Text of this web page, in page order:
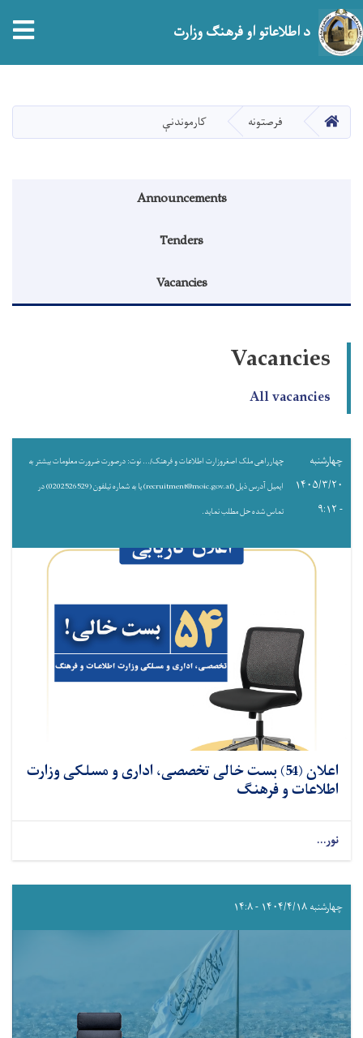
دانګل
د اطلاعاتو او فرهنګ وزارت
HOME فرصتونه کارموندنې
Announcements
Tenders
Vacancies
Vacancies
All vacancies
چهارشنبه
۱۴۰۵/۳/۲۰
- ۹:۱۲
چهارراهی ملک اصغروزارت اطلاعات و فرهنک/... نوت: درصورت ضرورت معلومات بیشتر به
ایمیل آدرس ذیل (recruitment@moic.gov.af) یا به شماره تیلفون (0202526529) در
تماس شده حل مطلب نماید.
اعلان (54) بست خالی تخصصی، اداری و مسلکی وزارت
اطلاعات و فرهنگ
نور...
چهارشنبه ۱۴۰۴/۴/۱۸ - ۱۴:۸